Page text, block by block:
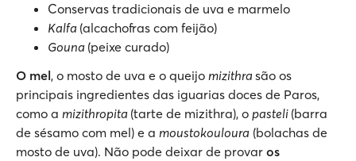
Conservas tradicionais de uva e marmelo
Kalfa (alcachofras com feijão)
Gouna (peixe curado)
O mel, o mosto de uva e o queijo mizithrasão os
principais ingredientes das iguarias doces de Paros,
como a mizithropita (tarte de mizithra), o pasteli (barra
de sésamo com mel) e a moustokouloura (bolachas de
mosto de uva). Não pode deixar de provar os